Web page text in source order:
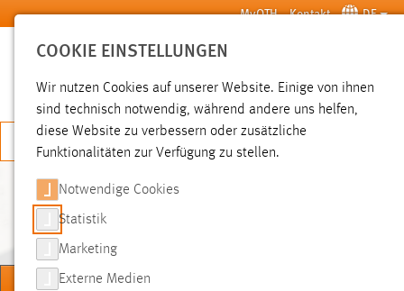
Zum Hauptinhalt springen MyOTH Kontakt DE
SUCHE
JETZT BEWERBEN
MARKTPLATZ (BIETE/SUCHE
COOKIE EINSTELLUNGEN
Wir nutzen Cookies auf unserer Website. Einige von ihnen
sind technisch notwendig, während andere uns helfen,
diese Website zu verbessern oder zusätzliche
Funktionalitäten zur Verfügung zu stellen.
Notwendige Cookies
Statistik
Marketing
Externe Medien